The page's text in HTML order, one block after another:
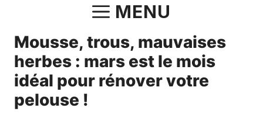
contenu
MENU
Mousse, trous, mauvaises
herbes : mars est le mois
idéal pour rénover votre
pelouse !